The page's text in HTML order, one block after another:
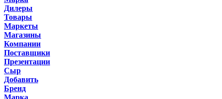
Дилеры
Товары
Маркеты
Магазины
Компании
Поставщики
Презентации
Сыр
Добавить
Бренд
Марка